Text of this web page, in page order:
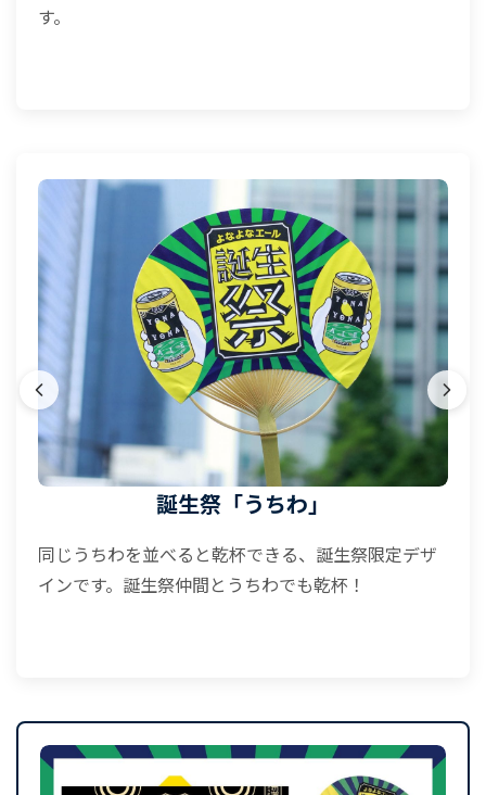
す。
誕生祭「うちわ」
同じうちわを並べると乾杯できる、誕生祭限定デザ
インです。誕生祭仲間とうちわでも乾杯！